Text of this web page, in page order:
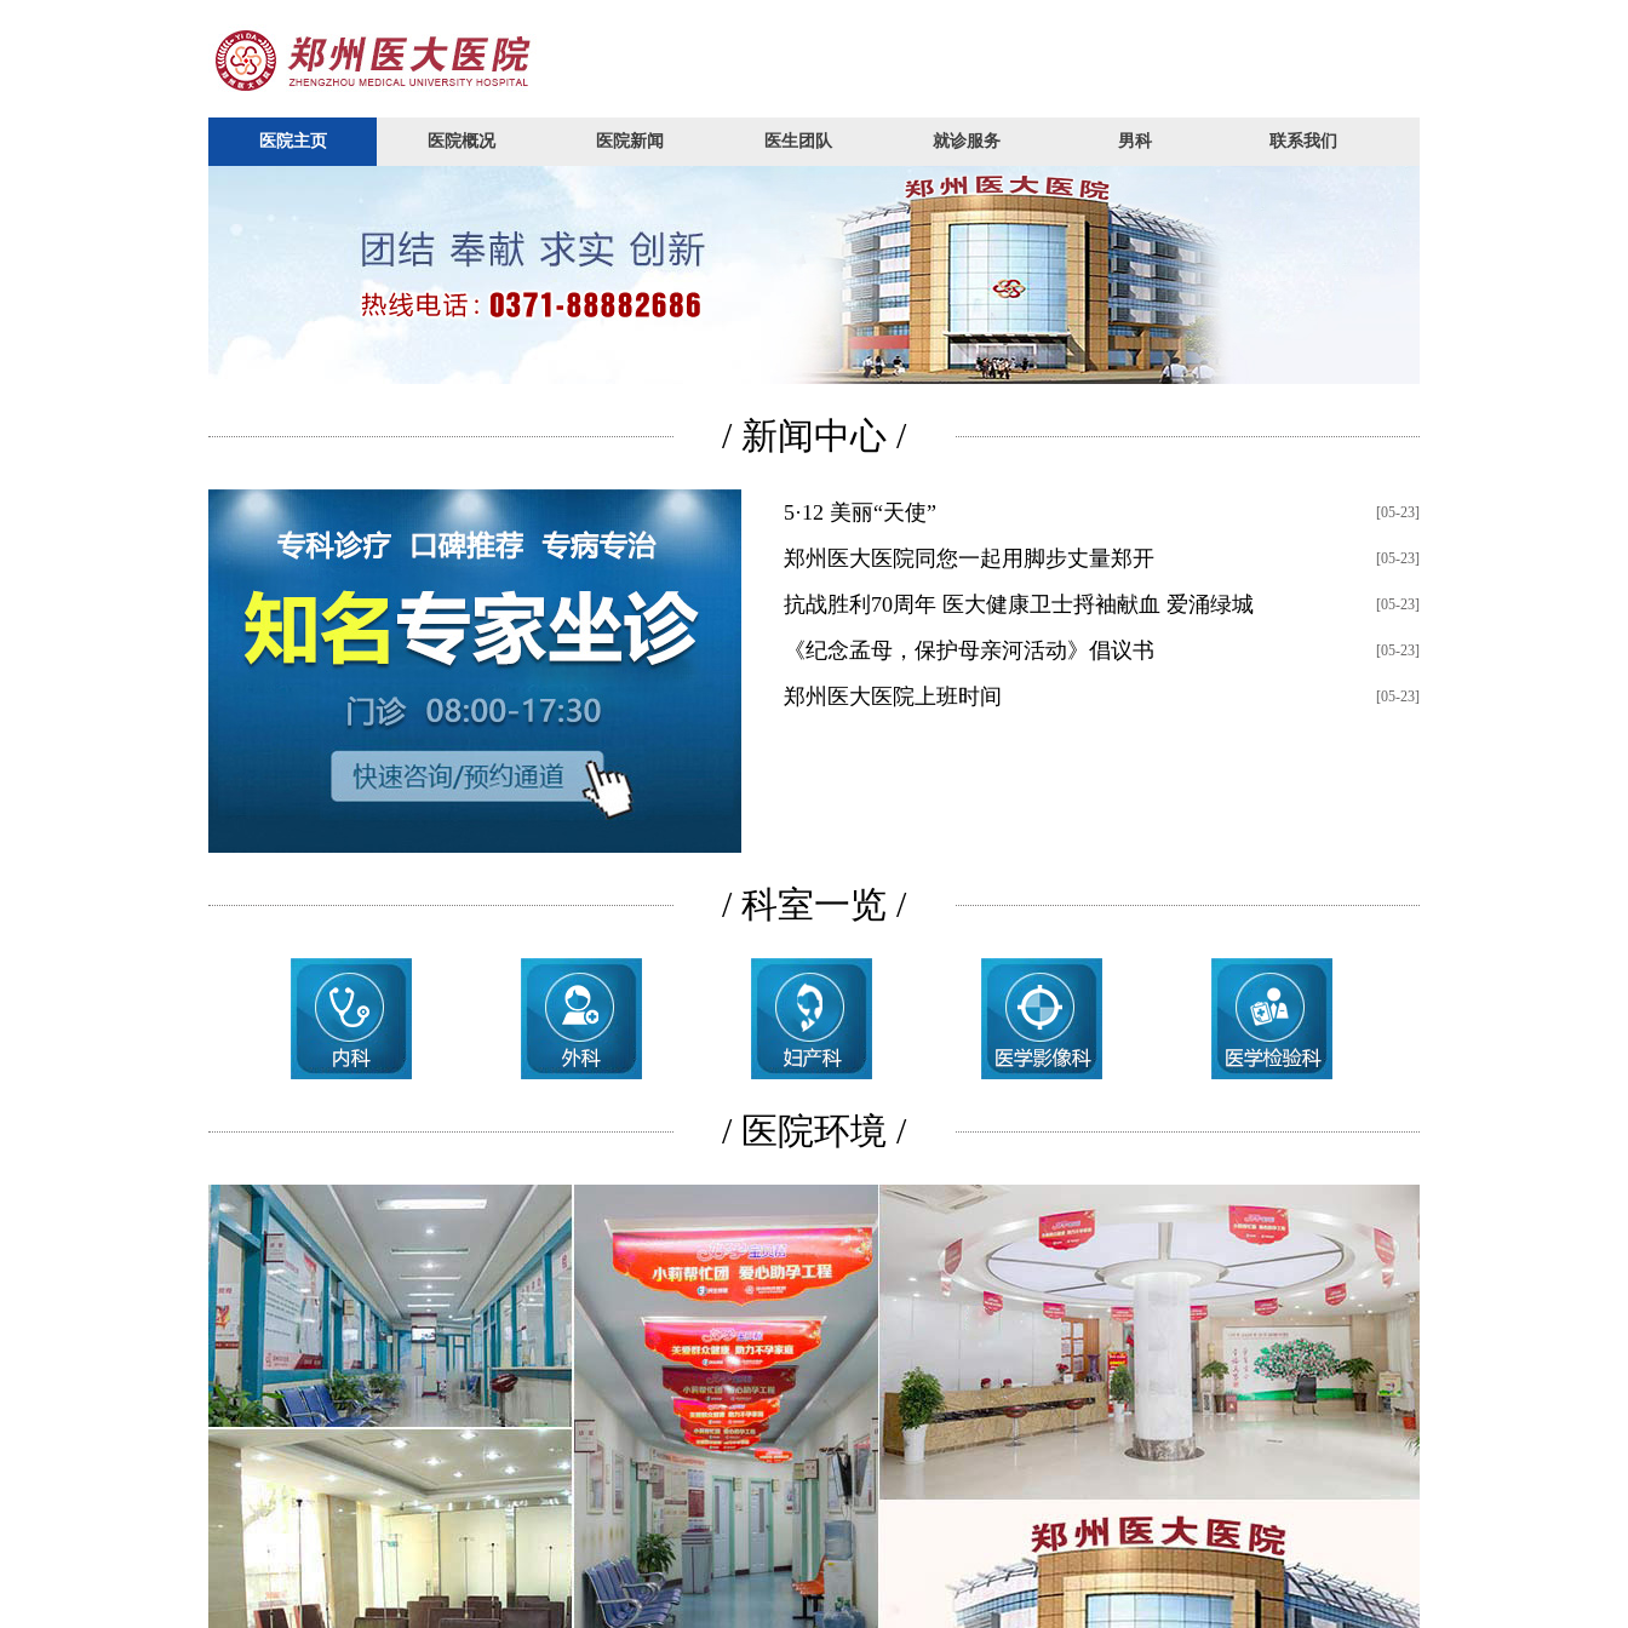
医院主页 医院概况 医院新闻 医生团队 就诊服务 男科 联系我们
/ 新闻中心 /
[05-23]
5·12 美丽“天使”
[05-23]
郑州医大医院同您一起用脚步丈量郑开
[05-23]
抗战胜利70周年 医大健康卫士捋袖献血 爱涌绿城
[05-23]
《纪念孟母，保护母亲河活动》倡议书
[05-23]
郑州医大医院上班时间
/ 科室一览 /
/ 医院环境 /